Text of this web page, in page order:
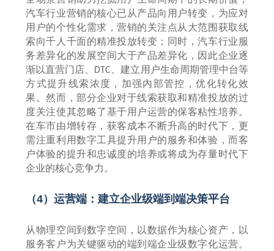
汽车行业营销的核心已从产品向用户转变，为应对
用户的个性化需求，营销的关注点从大范围获取线
索向千人千面的精准投放转变；同时，汽车行业服
务差异化的发展空间大于产品差异化，因此企业逐
渐以直营门店、
DTC
、建立用户生命周期管理中台等
方式提升线索浓度，加强内部管控，优化转化效
果。然而，部分企业对于线索获取和精准投放的过
度关注使其忽略了基于用户运营的保客粘性培养。
在车市由增转存，获客成本不断升高的时代下，更
需注重利用数字工具提升用户的服务和体验，而客
户体验的提升和忠诚度的培养或将成为存量时代下
企业的核心竞争力。
（4）运营端：建立企业级端到端决策平台
从物理空间到数字空间，以数据作为核心资产，以
服务客户为关键驱动的端到端企业级数字化运营。